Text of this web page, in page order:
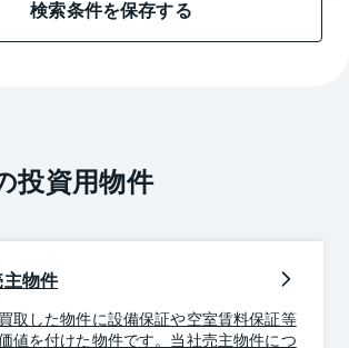
検索条件を保存する
投資用物件
物件
取した物件に設備保証や空室賃料保証等
値を付けた物件です。当社売主物件につ